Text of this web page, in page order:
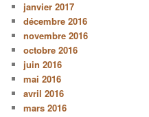
janvier 2017
décembre 2016
novembre 2016
octobre 2016
juin 2016
mai 2016
avril 2016
mars 2016